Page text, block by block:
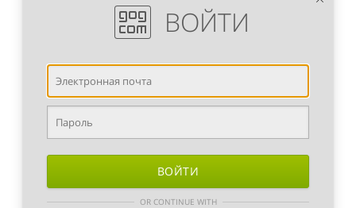
ВОЙТИ
ВОЙТИ
OR CONTINUE WITH